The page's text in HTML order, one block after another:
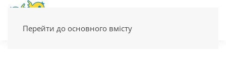
Перейти до основного вмісту